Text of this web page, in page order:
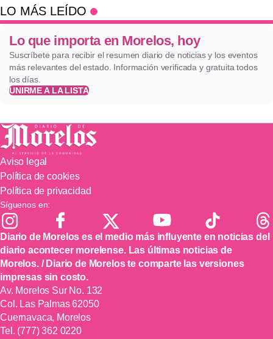
LO MÁS LEÍDO
Lo que importa en Morelos, hoy
Suscríbete para recibir el resumen diario de noticias y los eventos
más relevantes del estado. Información verificada y gratuita todos
los días.
UNIRME A LA LISTA
Aviso legal
Política de cookies
Política de privacidad
Síguenos en:
Diario de Morelos es el medio más influyente en noticias del
diario acontecer morelense. Las últimas noticias de
Morelos. / Diario de Morelos te comparte las versiones
impresas sin costo.
Av. Morelos Sur No. 132
Col. Las Palmas 62050
Cuernavaca, Morelos
Tel. (777) 362 0220